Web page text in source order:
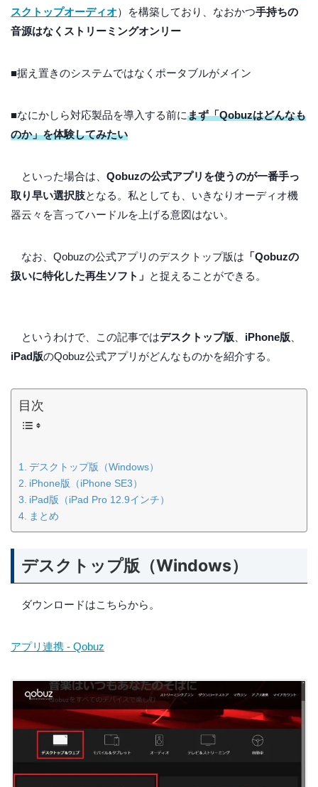
スクトップオーディオ）を構築しており、なおかつ手持ちの
音源はなくストリーミングオンリー
■据え置きのシステムではなくポータブルがメイン
■なにかしら対応製品を導入する前にまず「Qobuzはどんなも
のか」を体験してみたい
といった場合は、 Qobuzの公式アプリを使うのが一番手っ
取り早い選択肢となる。私としても、いきなりオーディオ機
器云々を言ってハードルを上げる意図はない。
なお、Qobuzの公式アプリのデスクトップ版は 「Qobuzの
扱いに特化した再生ソフト」 と捉えることができる。
というわけで、この記事ではデスクトップ版、 iPhone版、
iPad版のQobuz公式アプリがどんなものかを紹介する。
目次
デスクトップ版（Windows）
iPhone版（iPhone SE3）
iPad版（iPad Pro 12.9インチ）
まとめ
デスクトップ版（Windows）
ダウンロードはこちらから。
アプリ連携 - Qobuz